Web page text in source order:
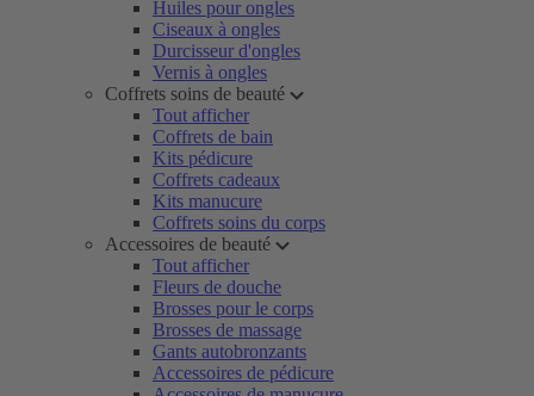
Huiles pour ongles
Ciseaux à ongles
Durcisseur d'ongles
Vernis à ongles
Coffrets soins de beauté
Tout afficher
Coffrets de bain
Kits pédicure
Coffrets cadeaux
Kits manucure
Coffrets soins du corps
Accessoires de beauté
Tout afficher
Fleurs de douche
Brosses pour le corps
Brosses de massage
Gants autobronzants
Accessoires de pédicure